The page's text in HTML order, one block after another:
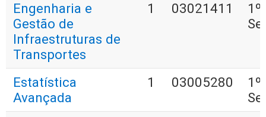
Engenharia e
Gestão de
Infraestruturas de
Transportes
1 03021411
1º
Estatística
Avançada
1 03005280
1º